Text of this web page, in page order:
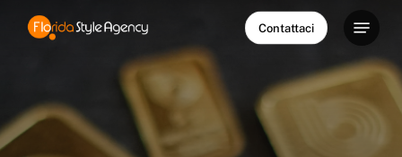
Contattaci